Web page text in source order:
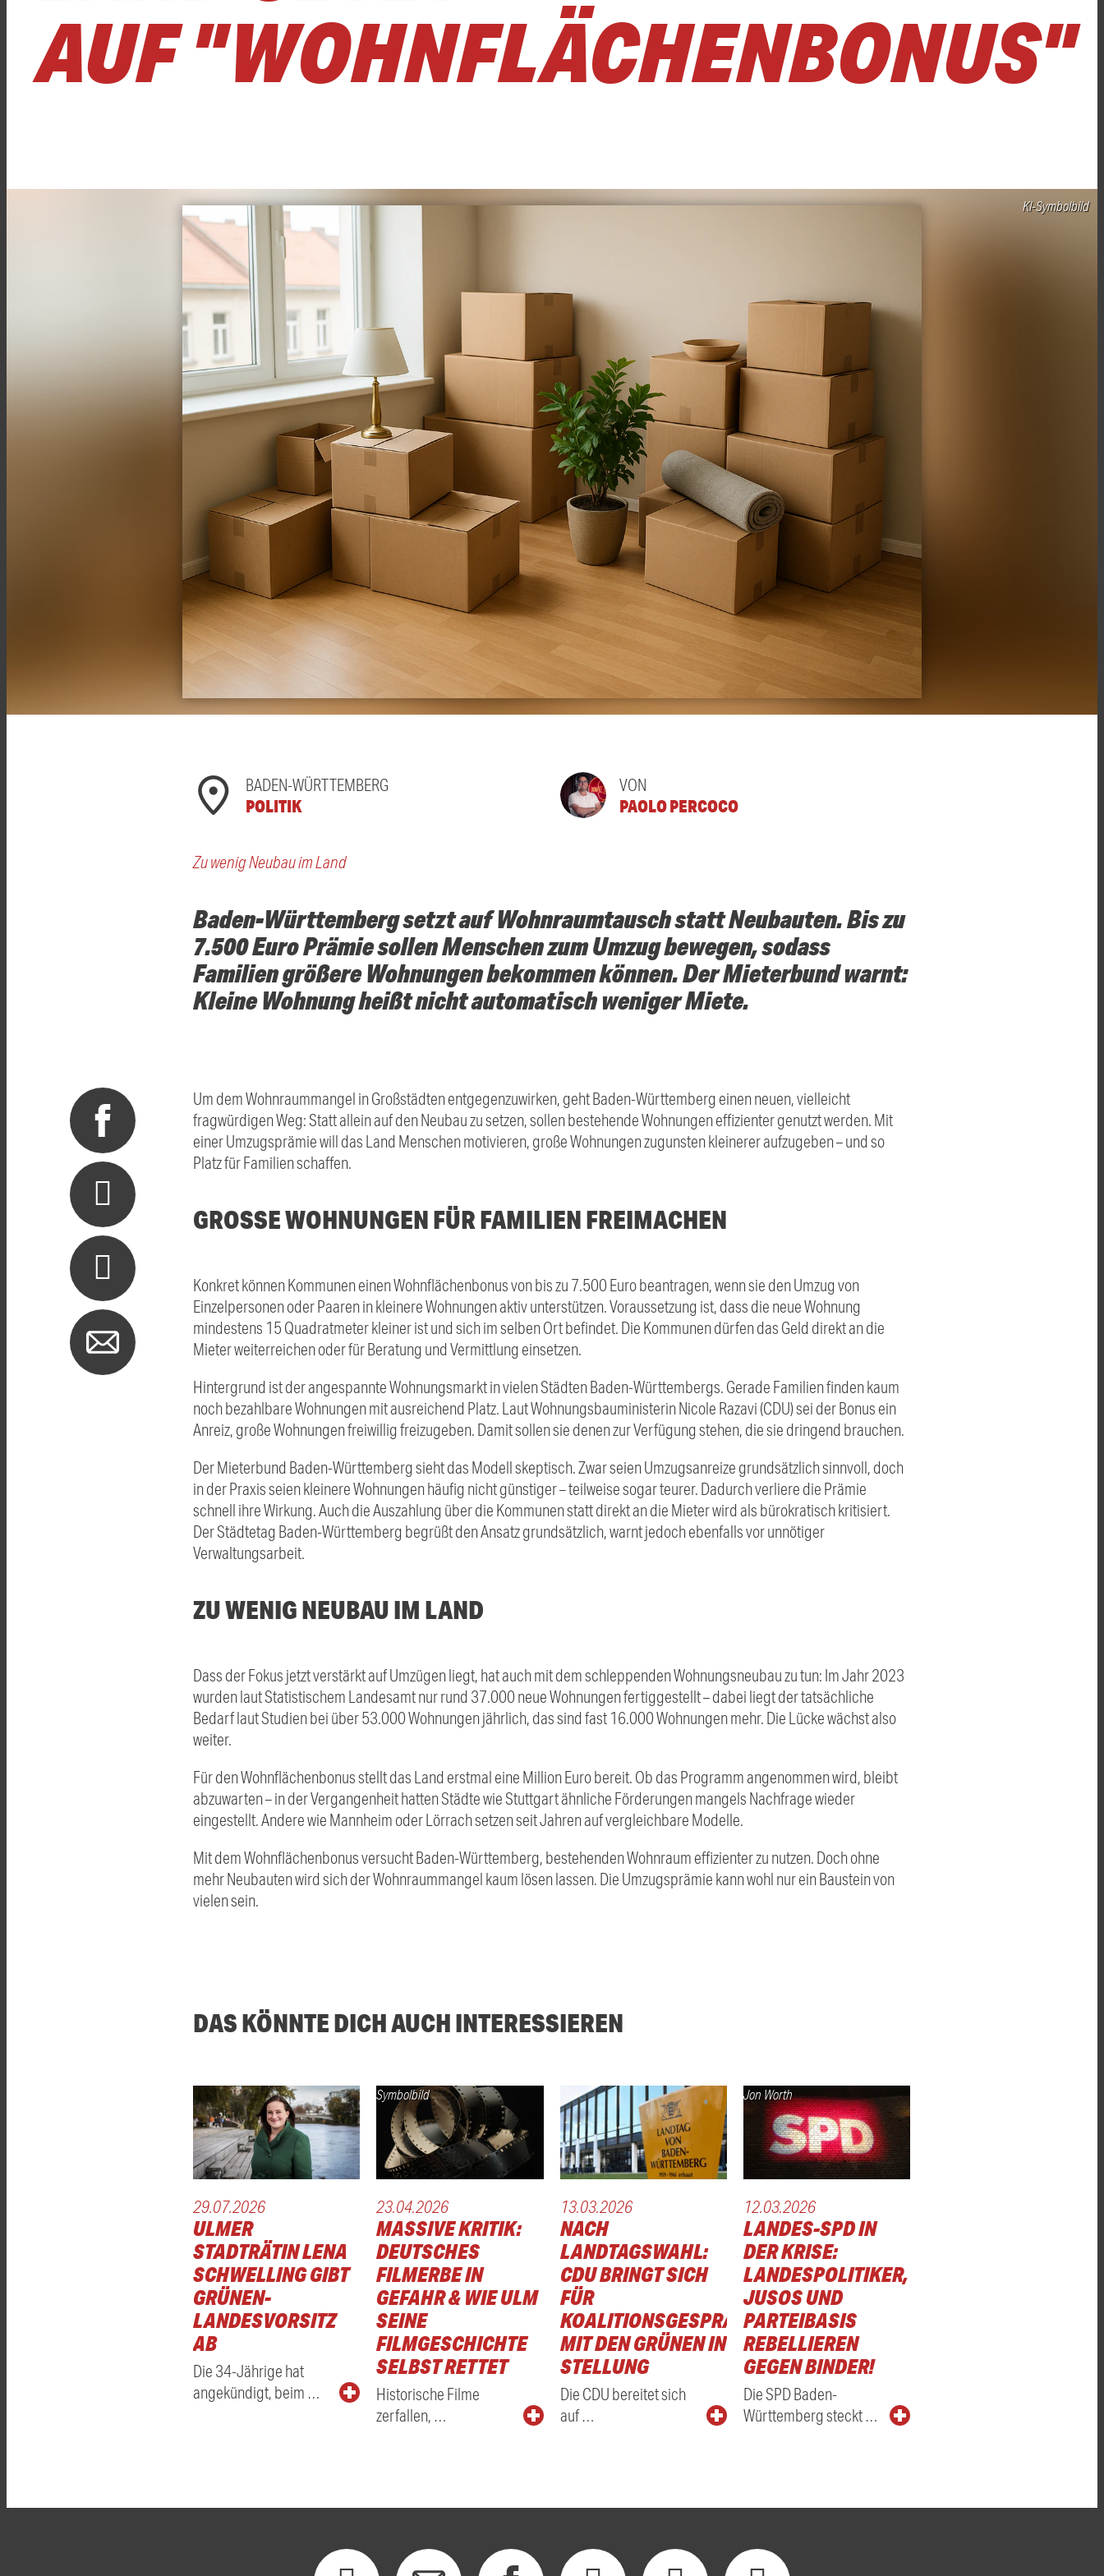
AUF "WOHNFLÄCHENBONUS"
KI-Symbolbild
BADEN-WÜRTTEMBERG
POLITIK
VON
PAOLO PERCOCO
Zu wenig Neubau im Land
Baden-Württemberg setzt auf Wohnraumtausch statt Neubauten. Bis zu
7.500 Euro Prämie sollen Menschen zum Umzug bewegen, sodass
Familien größere Wohnungen bekommen können. Der Mieterbund warnt:
Kleine Wohnung heißt nicht automatisch weniger Miete.
Um dem Wohnraummangel in Großstädten entgegenzuwirken, geht Baden-Württemberg einen neuen, vielleicht
fragwürdigen Weg: Statt allein auf den Neubau zu setzen, sollen bestehende Wohnungen effizienter genutzt werden. Mit
einer Umzugsprämie will das Land Menschen motivieren, große Wohnungen zugunsten kleinerer aufzugeben – und so
Platz für Familien schaffen.
GROSSE WOHNUNGEN FÜR FAMILIEN FREIMACHEN
Konkret können Kommunen einen Wohnflächenbonus von bis zu 7.500 Euro beantragen, wenn sie den Umzug von
Einzelpersonen oder Paaren in kleinere Wohnungen aktiv unterstützen. Voraussetzung ist, dass die neue Wohnung
mindestens 15 Quadratmeter kleiner ist und sich im selben Ort befindet. Die Kommunen dürfen das Geld direkt an die
Mieter weiterreichen oder für Beratung und Vermittlung einsetzen.
Hintergrund ist der angespannte Wohnungsmarkt in vielen Städten Baden-Württembergs. Gerade Familien finden kaum
noch bezahlbare Wohnungen mit ausreichend Platz. Laut Wohnungsbauministerin Nicole Razavi (CDU) sei der Bonus ein
Anreiz, große Wohnungen freiwillig freizugeben. Damit sollen sie denen zur Verfügung stehen, die sie dringend brauchen.
Der Mieterbund Baden-Württemberg sieht das Modell skeptisch. Zwar seien Umzugsanreize grundsätzlich sinnvoll, doch
in der Praxis seien kleinere Wohnungen häufig nicht günstiger – teilweise sogar teurer. Dadurch verliere die Prämie
schnell ihre Wirkung. Auch die Auszahlung über die Kommunen statt direkt an die Mieter wird als bürokratisch kritisiert.
Der Städtetag Baden-Württemberg begrüßt den Ansatz grundsätzlich, warnt jedoch ebenfalls vor unnötiger
Verwaltungsarbeit.
ZU WENIG NEUBAU IM LAND
Dass der Fokus jetzt verstärkt auf Umzügen liegt, hat auch mit dem schleppenden Wohnungsneubau zu tun: Im Jahr 2023
wurden laut Statistischem Landesamt nur rund 37.000 neue Wohnungen fertiggestellt – dabei liegt der tatsächliche
Bedarf laut Studien bei über 53.000 Wohnungen jährlich, das sind fast 16.000 Wohnungen mehr. Die Lücke wächst also
weiter.
Für den Wohnflächenbonus stellt das Land erstmal eine Million Euro bereit. Ob das Programm angenommen wird, bleibt
abzuwarten – in der Vergangenheit hatten Städte wie Stuttgart ähnliche Förderungen mangels Nachfrage wieder
eingestellt. Andere wie Mannheim oder Lörrach setzen seit Jahren auf vergleichbare Modelle.
Mit dem Wohnflächenbonus versucht Baden-Württemberg, bestehenden Wohnraum effizienter zu nutzen. Doch ohne
mehr Neubauten wird sich der Wohnraummangel kaum lösen lassen. Die Umzugsprämie kann wohl nur ein Baustein von
vielen sein.
DAS KÖNNTE DICH AUCH INTERESSIEREN
29.07.2026
ULMER
STADTRÄTIN LENA
SCHWELLING GIBT
GRÜNEN-
LANDESVORSITZ
AB
Die 34-Jährige hat
angekündigt, beim …
Symbolbild
23.04.2026
MASSIVE KRITIK:
DEUTSCHES
FILMERBE IN
GEFAHR & WIE ULM
SEINE
FILMGESCHICHTE
SELBST RETTET
Historische Filme
zerfallen, …
13.03.2026
NACH
LANDTAGSWAHL:
CDU BRINGT SICH
FÜR
KOALITIONSGESPRÄCHE
MIT DEN GRÜNEN IN
STELLUNG
Die CDU bereitet sich
auf …
Jon Worth
12.03.2026
LANDES-SPD IN
DER KRISE:
LANDESPOLITIKER,
JUSOS UND
PARTEIBASIS
REBELLIEREN
GEGEN BINDER!
Die SPD Baden-
Württemberg steckt …